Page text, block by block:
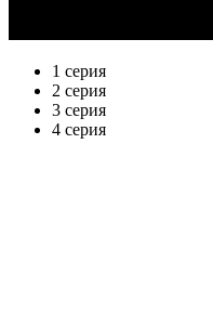
1 серия
2 серия
3 серия
4 серия